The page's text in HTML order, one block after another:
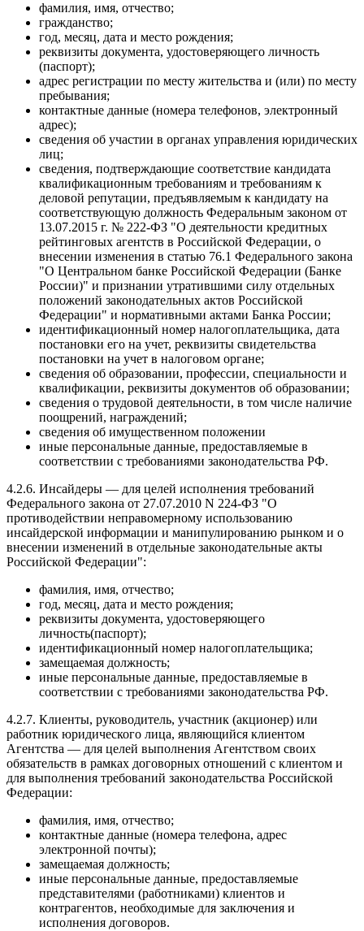
фамилия, имя, отчество;
гражданство;
год, месяц, дата и место рождения;
реквизиты документа, удостоверяющего личность
(паспорт);
адрес регистрации по месту жительства и (или) по месту
пребывания;
контактные данные (номера телефонов, электронный
адрес);
сведения об участии в органах управления юридических
лиц;
сведения, подтверждающие соответствие кандидата
квалификационным требованиям и требованиям к
деловой репутации, предъявляемым к кандидату на
соответствующую должность Федеральным законом от
13.07.2015 г. № 222-ФЗ "О деятельности кредитных
рейтинговых агентств в Российской Федерации, о
внесении изменения в статью 76.1 Федерального закона
"О Центральном банке Российской Федерации (Банке
России)" и признании утратившими силу отдельных
положений законодательных актов Российской
Федерации" и нормативными актами Банка России;
идентификационный номер налогоплательщика, дата
постановки его на учет, реквизиты свидетельства
постановки на учет в налоговом органе;
сведения об образовании, профессии, специальности и
квалификации, реквизиты документов об образовании;
сведения о трудовой деятельности, в том числе наличие
поощрений, награждений;
сведения об имущественном положении
иные персональные данные, предоставляемые в
соответствии с требованиями законодательства РФ.
4.2.6. Инсайдеры — для целей исполнения требований
Федерального закона от 27.07.2010 N 224-ФЗ "О
противодействии неправомерному использованию
инсайдерской информации и манипулированию рынком и о
внесении изменений в отдельные законодательные акты
Российской Федерации":
фамилия, имя, отчество;
год, месяц, дата и место рождения;
реквизиты документа, удостоверяющего
личность(паспорт);
идентификационный номер налогоплательщика;
замещаемая должность;
иные персональные данные, предоставляемые в
соответствии с требованиями законодательства РФ.
4.2.7. Клиенты, руководитель, участник (акционер) или
работник юридического лица, являющийся клиентом
Агентства — для целей выполнения Агентством своих
обязательств в рамках договорных отношений с клиентом и
для выполнения требований законодательства Российской
Федерации:
фамилия, имя, отчество;
контактные данные (номера телефона, адрес
электронной почты);
замещаемая должность;
иные персональные данные, предоставляемые
представителями (работниками) клиентов и
контрагентов, необходимые для заключения и
исполнения договоров.